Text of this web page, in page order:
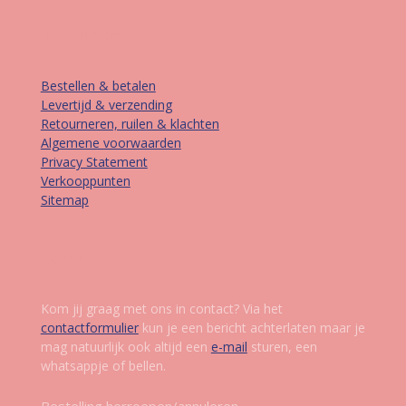
Bestellen & betalen
Levertijd & verzending
Retourneren, ruilen & klachten
Algemene voorwaarden
Privacy Statement
Verkooppunten
Sitemap
Kom jij graag met ons in contact? Via het
contactformulierkun je een bericht achterlaten maar je
mag natuurlijk ook altijd een e-mail sturen, een
whatsappje of bellen.